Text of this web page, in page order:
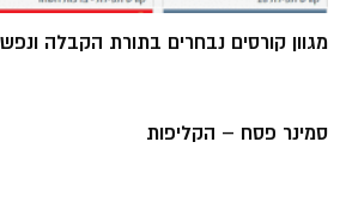
מגוון קורסים נבחרים בתורת הקבלה
סמינר פסח – הקליפות